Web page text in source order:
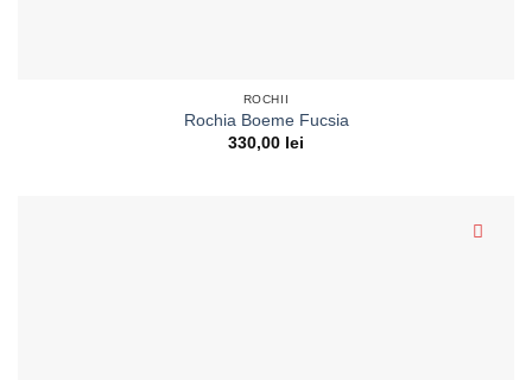
ROCHII
Rochia Boeme Fucsia
330,00 lei